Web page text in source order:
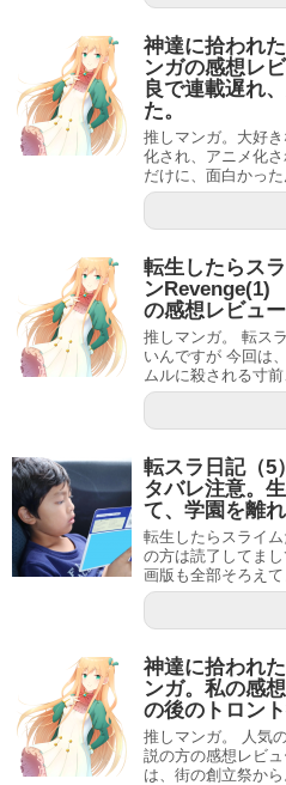
神達に拾われ
ンガの感想レ
良で連載遅れ
た。
推しマンガ。大好
化され、アニメ化
だけに、面白かっ
転生したらス
ン
の感想レビュー
推しマンガ。 転ス
いんですが 今回は
ムルに殺される寸
転スラ日記（
タバレ注意。
て、学園を離れ
転生したらスライ
の方は読了してま
画版も全部そろえ
神達に拾われ
ンガ。私の感
の後のトロント
推しマンガ。 人気
説の方の感想レビ
は、街の創立祭か